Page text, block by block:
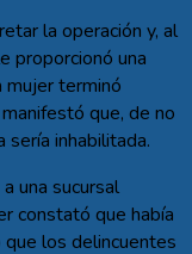
la operación y, al
proporcionó una
mujer terminó
que, de no
sería inhabilitada.
una sucursal
constató que había
los delincuentes